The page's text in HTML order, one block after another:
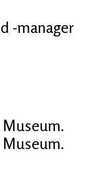
-manager